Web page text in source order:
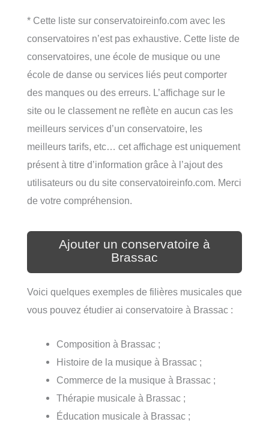
* Cette liste sur conservatoireinfo.com avec les
conservatoires n’est pas exhaustive. Cette liste de
conservatoires, une école de musique ou une
école de danse ou services liés peut comporter
des manques ou des erreurs. L’affichage sur le
site ou le classement ne reflète en aucun cas les
meilleurs services d’un conservatoire, les
meilleurs tarifs, etc… cet affichage est uniquement
présent à titre d’information grâce à l’ajout des
utilisateurs ou du site conservatoireinfo.com. Merci
de votre compréhension.
Ajouter un conservatoire à
Brassac
Voici quelques exemples de filières musicales que
vous pouvez étudier ai conservatoire à Brassac :
Composition à Brassac ;
Histoire de la musique à Brassac ;
Commerce de la musique à Brassac ;
Thérapie musicale à Brassac ;
Éducation musicale à Brassac ;